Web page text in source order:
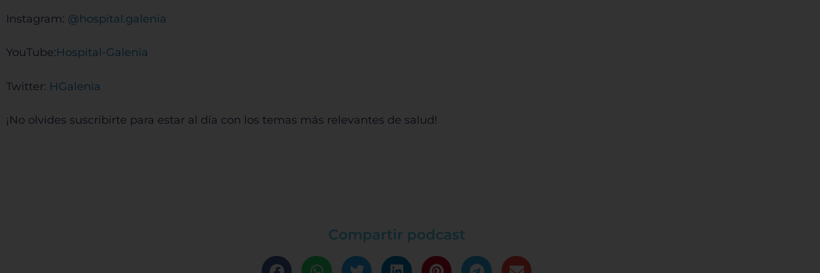
Instagram: ⁠⁠⁠⁠⁠⁠⁠⁠⁠⁠⁠⁠⁠⁠⁠⁠⁠⁠⁠⁠⁠⁠⁠⁠⁠⁠⁠⁠⁠⁠⁠⁠⁠⁠⁠⁠⁠⁠⁠⁠⁠⁠⁠⁠⁠⁠⁠⁠⁠⁠ @hospital.galenia⁠⁠⁠⁠⁠⁠⁠⁠⁠⁠⁠⁠⁠⁠⁠⁠⁠⁠⁠⁠⁠⁠⁠⁠⁠⁠⁠⁠⁠⁠⁠⁠⁠⁠⁠⁠⁠⁠⁠⁠⁠⁠⁠⁠⁠⁠⁠⁠⁠⁠
YouTube:⁠⁠⁠⁠⁠⁠⁠⁠⁠⁠⁠⁠⁠⁠⁠⁠⁠⁠⁠⁠⁠⁠⁠⁠⁠⁠⁠⁠⁠⁠⁠⁠⁠⁠⁠⁠⁠⁠⁠⁠⁠⁠⁠⁠⁠⁠⁠⁠⁠⁠Hospital-Galenia ⁠⁠⁠⁠⁠⁠⁠⁠⁠⁠⁠⁠⁠⁠⁠⁠⁠⁠⁠⁠⁠⁠⁠⁠⁠⁠⁠⁠⁠⁠⁠⁠⁠⁠⁠⁠⁠⁠⁠⁠⁠⁠⁠⁠⁠⁠⁠⁠⁠⁠
Twitter: ⁠⁠⁠⁠⁠⁠⁠⁠⁠⁠⁠⁠⁠⁠⁠⁠⁠⁠⁠⁠⁠⁠⁠⁠⁠⁠⁠⁠⁠⁠⁠⁠⁠⁠⁠⁠⁠⁠⁠⁠⁠⁠⁠⁠⁠⁠⁠⁠⁠⁠ HGalenia⁠⁠⁠⁠⁠⁠⁠⁠⁠⁠⁠⁠⁠⁠⁠⁠⁠⁠⁠⁠⁠⁠⁠⁠⁠⁠⁠⁠⁠⁠⁠⁠⁠⁠⁠⁠⁠⁠⁠⁠⁠⁠⁠⁠⁠⁠⁠⁠⁠⁠
¡No olvides suscribirte para estar al día con los temas más relevantes de salud!
Compartir podcast